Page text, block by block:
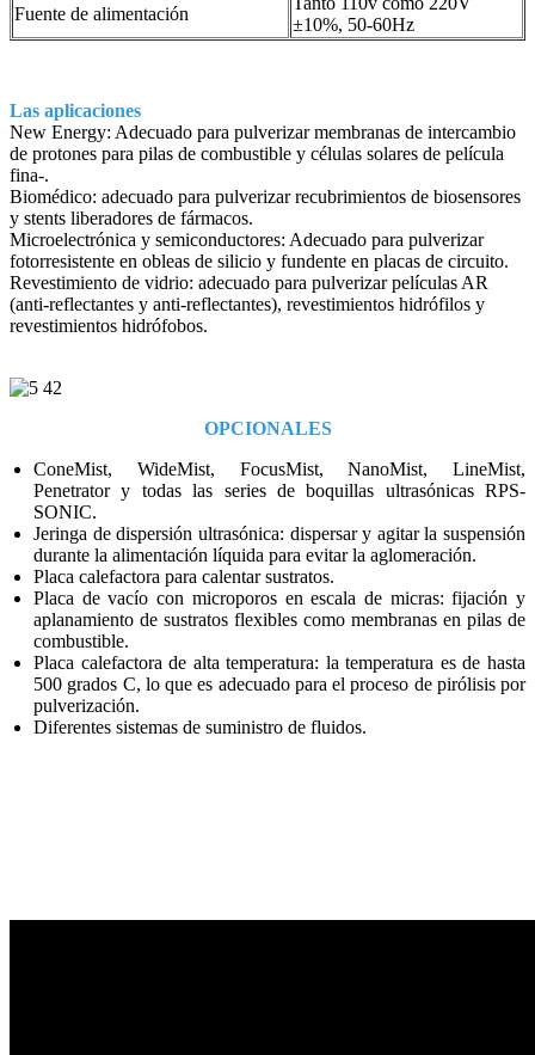
Fuente de alimentación
±10%, 50-60Hz
Las aplicaciones
New Energy: Adecuado para pulverizar membranas de intercambio
de protones para pilas de combustible y células solares de película
fina-.
Biomédico: adecuado para pulverizar recubrimientos de biosensores
y stents liberadores de fármacos.
Microelectrónica y semiconductores: Adecuado para pulverizar
fotorresistente en obleas de silicio y fundente en placas de circuito.
Revestimiento de vidrio: adecuado para pulverizar películas AR
(anti-reflectantes y anti-reflectantes), revestimientos hidrófilos y
revestimientos hidrófobos.
OPCIONALES
ConeMist, WideMist, FocusMist, NanoMist, LineMist,
Penetrator y todas las series de boquillas ultrasónicas RPS-
SONIC.
Jeringa de dispersión ultrasónica: dispersar y agitar la suspensión
durante la alimentación líquida para evitar la aglomeración.
Placa calefactora para calentar sustratos.
Placa de vacío con microporos en escala de micras: fijación y
aplanamiento de sustratos flexibles como membranas en pilas de
combustible.
Placa calefactora de alta temperatura: la temperatura es de hasta
500 grados C, lo que es adecuado para el proceso de pirólisis por
pulverización.
Diferentes sistemas de suministro de fluidos.